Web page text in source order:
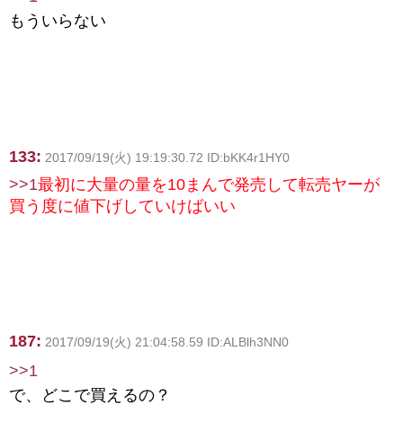
もういらない
133: 2017/09/19(火) 19:19:30.72 ID:bKK4r1HY0
>>1最初に大量の量を10まんで発売して転売ヤーが
買う度に値下げしていけばいい
187: 2017/09/19(火) 21:04:58.59 ID:ALBlh3NN0
>>1
で、どこで買えるの？